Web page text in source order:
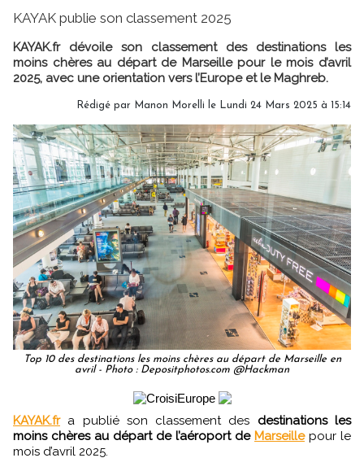
KAYAK publie son classement 2025
KAYAK.fr dévoile son classement des destinations les
moins chères au départ de Marseille pour le mois d’avril
2025, avec une orientation vers l’Europe et le Maghreb.
Rédigé par Manon Morelli le Lundi 24 Mars 2025 à 15:14
Top 10 des destinations les moins chères au départ de Marseille en
avril - Photo : Depositphotos.com @Hackman
KAYAK.fra publié son classement des destinations les
moins chères au départ de l’aéroport de Marseillepour le
mois d’avril 2025.